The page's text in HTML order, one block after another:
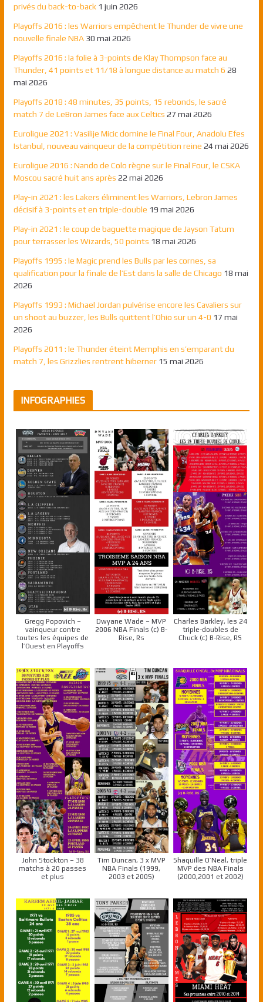
privés du back-to-back 1 juin 2026
Playoffs 2016 : les Warriors empêchent le Thunder de vivre une
nouvelle finale NBA 30 mai 2026
Playoffs 2016 : la folie à 3-points de Klay Thompson face au
Thunder, 41 points et 11/18 à longue distance au match 6 28
mai 2026
Playoffs 2018 : 48 minutes, 35 points, 15 rebonds, le sacré
match 7 de LeBron James face aux Celtics 27 mai 2026
Euroligue 2021 : Vasilije Micic domine le Final Four, Anadolu Efes
Istanbul, nouveau vainqueur de la compétition reine 24 mai 2026
Euroligue 2016 : Nando de Colo règne sur le Final Four, le CSKA
Moscou sacré huit ans après 22 mai 2026
Play-in 2021 : les Lakers éliminent les Warriors, Lebron James
décisif à 3-points et en triple-double 19 mai 2026
Play-in 2021 : le coup de baguette magique de Jayson Tatum
pour terrasser les Wizards, 50 points 18 mai 2026
Playoffs 1995 : le Magic prend les Bulls par les cornes, sa
qualification pour la finale de l’Est dans la salle de Chicago 18 mai
2026
Playoffs 1993 : Michael Jordan pulvérise encore les Cavaliers sur
un shoot au buzzer, les Bulls quittent l’Ohio sur un 4-0 17 mai
2026
Playoffs 2011 : le Thunder éteint Memphis en s’emparant du
match 7, les Grizzlies rentrent hiberner 15 mai 2026
INFOGRAPHIES
Gregg Popovich –
vainqueur contre
toutes les équipes de
l’Ouest en Playoffs
Dwyane Wade – MVP
2006 NBA Finals (c) B-
Rise, Rs
Charles Barkley, les 24
triple-doubles de
Chuck (c) B-Rise, RS
John Stockton – 38
matchs à 20 passes
et plus
Tim Duncan, 3 x MVP
NBA Finals (1999,
2003 et 2005)
Shaquille O’Neal, triple
MVP des NBA Finals
(2000,2001 et 2002)